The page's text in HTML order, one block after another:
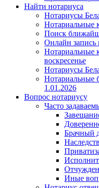
Найти нотариуса
Нотариусы
Нотариальные
Поиск
Онлайн запись
Нотариальные
воскресенье
Нотариусы
Нотариальные
1.01.2026
Вопрос нотариусу
Часто
Брачный
Иные